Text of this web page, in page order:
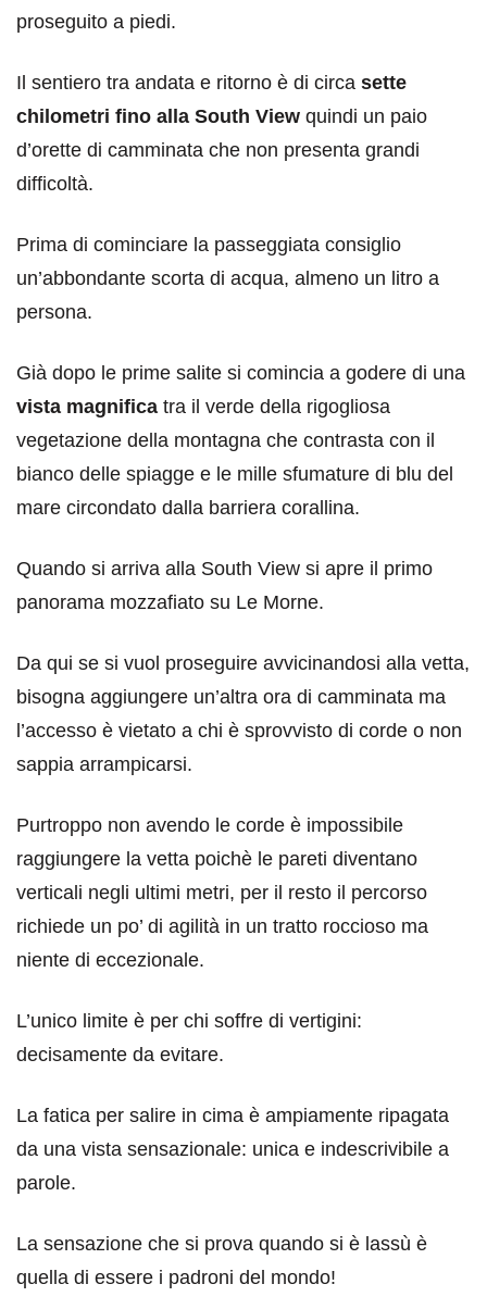
proseguito a piedi.
Il sentiero tra andata e ritorno è di circa sette
chilometri fino alla South View quindi un paio
d’orette di camminata che non presenta grandi
difficoltà.
Prima di cominciare la passeggiata consiglio
un’abbondante scorta di acqua, almeno un litro a
persona.
Già dopo le prime salite si comincia a godere di una
vista magnifica tra il verde della rigogliosa
vegetazione della montagna che contrasta con il
bianco delle spiagge e le mille sfumature di blu del
mare circondato dalla barriera corallina.
Quando si arriva alla South View si apre il primo
panorama mozzafiato su Le Morne.
Da qui se si vuol proseguire avvicinandosi alla vetta,
bisogna aggiungere un’altra ora di camminata ma
l’accesso è vietato a chi è sprovvisto di corde o non
sappia arrampicarsi.
Purtroppo non avendo le corde è impossibile
raggiungere la vetta poichè le pareti diventano
verticali negli ultimi metri, per il resto il percorso
richiede un po’ di agilità in un tratto roccioso ma
niente di eccezionale.
L’unico limite è per chi soffre di vertigini:
decisamente da evitare.
La fatica per salire in cima è ampiamente ripagata
da una vista sensazionale: unica e indescrivibile a
parole.
La sensazione che si prova quando si è lassù è
quella di essere i padroni del mondo!